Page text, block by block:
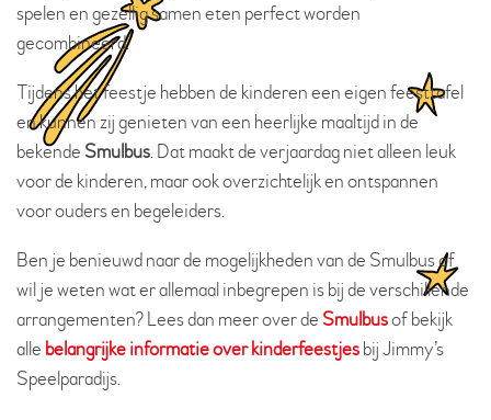
spelen en gezellig samen eten perfect worden
gecombineerd.
Tijdens het feestje hebben de kinderen een eigen feesttafel
en kunnen zij genieten van een heerlijke maaltijd in de
bekende Smulbus. Dat maakt de verjaardag niet alleen leuk
voor de kinderen, maar ook overzichtelijk en ontspannen
voor ouders en begeleiders.
Ben je benieuwd naar de mogelijkheden van de Smulbus of
wil je weten wat er allemaal inbegrepen is bij de verschillende
arrangementen? Lees dan meer over de Smulbusof bekijk
alle belangrijke informatie over kinderfeestjesbij Jimmy’s
Speelparadijs.